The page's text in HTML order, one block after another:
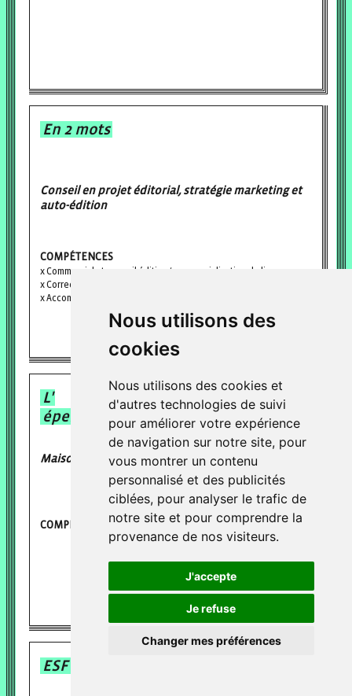
Nous utilisons des
cookies
Nous utilisons des cookies et
d'autres technologies de suivi
pour améliorer votre expérience
de navigation sur notre site, pour
vous montrer un contenu
personnalisé et des publicités
ciblées, pour analyser le trafic de
notre site et pour comprendre la
provenance de nos visiteurs.
J'accepte
Je refuse
Changer mes préférences
En 2 mots
Conseil en projet éditorial, stratégie marketing et
auto-édition
COMPÉTENCES
Commercial et conseil édition/commercialisation du livre
Correction
Accompagnement d'auteurs
L'
éperdu
Maison d'écritures et d'éditions
COMPÉTENCES
ESF Sciences Humaines